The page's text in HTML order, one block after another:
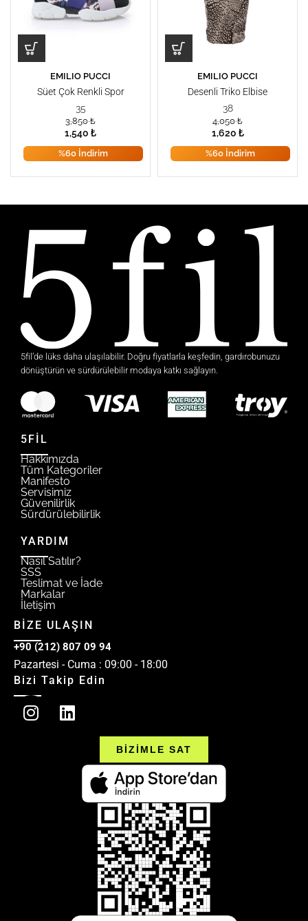
EMILIO PUCCI
Süet Çok Renkli Spor
35
3,850₺
1,540 ₺
%60 İndirim
EMILIO PUCCI
Desenli Triko Elbise
38
4,050₺
1,620 ₺
%60 İndirim
5fil’de lüks daha ulaşılabilir. Doğru fiyatlarla keşfedin, gardırobunuzu
dönüştürün ve sürdürülebilir modaya katkı sağlayın.
5FİL
Hakkımızda
Tüm Kategoriler
Manifesto
Servisimiz
Güvenilirlik
Sürdürülebilirlik
YARDIM
Nasıl Satılır?
SSS
Teslimat ve İade
Markalar
İletişim
BİZE ULAŞIN
+90 (212) 807 09 94
Pazartesi - Cuma : 09:00 - 18:00
Bizi Takip Edin
BİZİMLE SAT